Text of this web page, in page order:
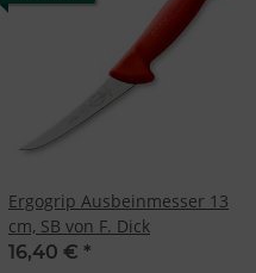
Ergogrip Ausbeinmesser 13
cm, SB von F. Dick
16,40 € *